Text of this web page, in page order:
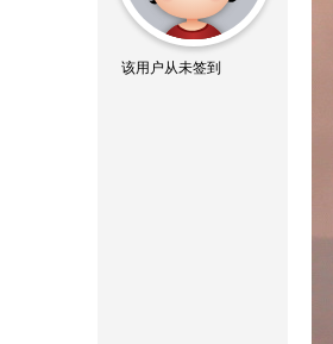
该用户从未签到